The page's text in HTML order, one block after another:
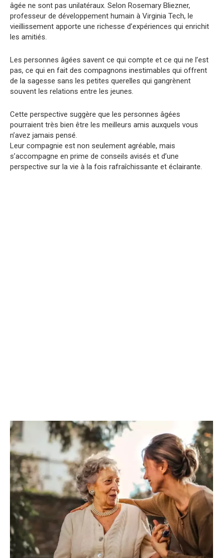
âgée ne sont pas unilatéraux. Selon Rosemary Bliezner,
professeur de développement humain à Virginia Tech, le
vieillissement apporte une richesse d’expériences qui enrichit
les amitiés.
Les personnes âgées savent ce qui compte et ce qui ne l’est
pas, ce qui en fait des compagnons inestimables qui offrent
de la sagesse sans les petites querelles qui gangrènent
souvent les relations entre les jeunes.
Cette perspective suggère que les personnes âgées
pourraient très bien être les meilleurs amis auxquels vous
n’avez jamais pensé.
Leur compagnie est non seulement agréable, mais
s’accompagne en prime de conseils avisés et d’une
perspective sur la vie à la fois rafraîchissante et éclairante.